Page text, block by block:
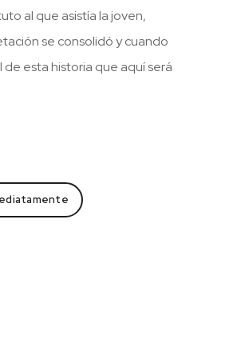
al que asistía la joven,
se consolidó y cuando
esta historia que aquí será